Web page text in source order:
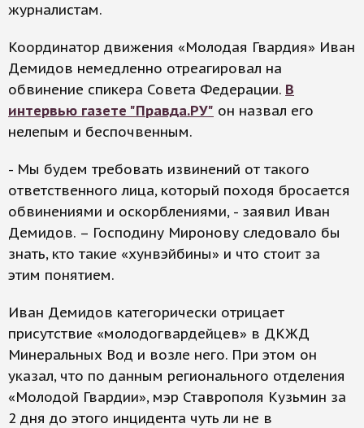
журналистам.
Координатор движения «Молодая Гвардия» Иван
Демидов немедленно отреагировал на
обвинение спикера Совета Федерации. В
интервью газете "Правда.РУ" он назвал его
нелепым и беспочвенным.
- Мы будем требовать извинений от такого
ответственного лица, который походя бросается
обвинениями и оскорблениями, - заявил Иван
Демидов. – Господину Миронову следовало бы
знать, кто такие «хунвэйбины» и что стоит за
этим понятием.
Иван Демидов категорически отрицает
присутствие «молодогвардейцев» в ДКЖД
Минеральных Вод и возле него. При этом он
указал, что по данным регионального отделения
«Молодой Гвардии», мэр Ставрополя Кузьмин за
2 дня до этого инцидента чуть ли не в